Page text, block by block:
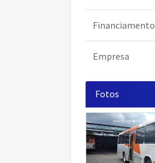
Financiamento
Empresa
Fotos